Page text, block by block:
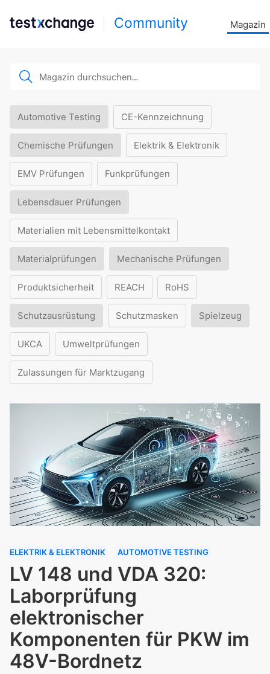
Community Magazin
Automotive Testing CE-Kennzeichnung
Chemische Prüfungen Elektrik & Elektronik
EMV Prüfungen Funkprüfungen
Lebensdauer Prüfungen
Materialien mit Lebensmittelkontakt
Materialprüfungen Mechanische Prüfungen
Produktsicherheit REACH RoHS
Schutzausrüstung Schutzmasken Spielzeug
UKCA Umweltprüfungen
Zulassungen für Marktzugang
ELEKTRIK & ELEKTRONIK AUTOMOTIVE TESTING
LV 148 und VDA 320:
Laborprüfung
elektronischer
Komponenten für PKW im
48V-Bordnetz